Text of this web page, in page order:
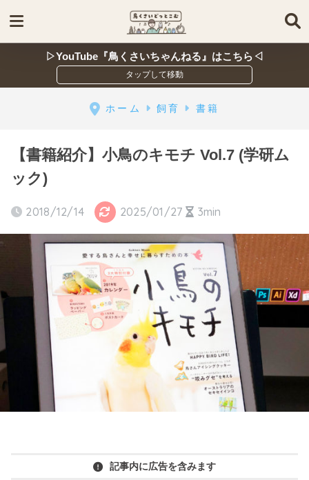
▷YouTube『鳥くさいちゃんねる』はこちら◁
ホーム 飼育 書籍
【書籍紹介】小鳥のキモチ Vol.7 (学研ム
ック)
2018/12/14 2025/01/27 3min
記事内に広告を含みます